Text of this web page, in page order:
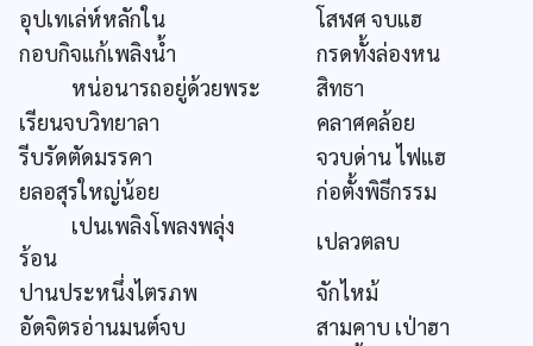
อุปเทเล่ห์หลักใน
โสฬศ จบแฮ
กอบกิจแก้เพลิงน้ำ
กรดทั้งล่องหน
หน่อนารถอยู่ด้วยพระ
สิทธา
เรียนจบวิทยาลา
คลาศคล้อย
รีบรัดตัดมรรคา
จวบด่าน ไฟแฮ
ยลอสุรใหญ่น้อย
ก่อตั้งพิธีกรรม
เปนเพลิงโพลงพลุ่ง
ร้อน
เปลวตลบ
ปานประหนึ่งไตรภพ
จักไหม้
อัดจิตรอ่านมนต์จบ
สามคาบ เป่าฮา